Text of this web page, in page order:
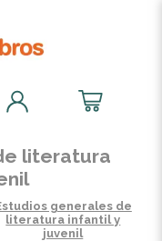
literatura
generales de
literatura infantil y
juvenil